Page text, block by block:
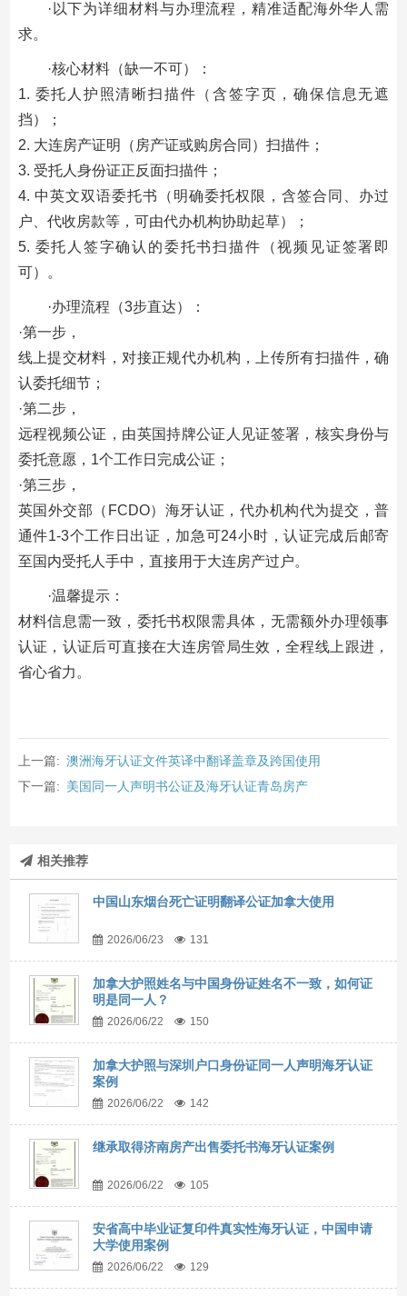
·以下为详细材料与办理流程，精准适配海外华人需
求。
·核心材料（缺一不可）：
1. 委托人护照清晰扫描件（含签字页，确保信息无遮
挡）；
2. 大连房产证明（房产证或购房合同）扫描件；
3. 受托人身份证正反面扫描件；
4. 中英文双语委托书（明确委托权限，含签合同、办过
户、代收房款等，可由代办机构协助起草）；
5. 委托人签字确认的委托书扫描件（视频见证签署即
可）。
·办理流程（3步直达）：
·第一步，
线上提交材料，对接正规代办机构，上传所有扫描件，确
认委托细节；
·第二步，
远程视频公证，由英国持牌公证人见证签署，核实身份与
委托意愿，1个工作日完成公证；
·第三步，
英国外交部（FCDO）海牙认证，代办机构代为提交，普
通件1-3个工作日出证，加急可24小时，认证完成后邮寄
至国内受托人手中，直接用于大连房产过户。
·温馨提示：
材料信息需一致，委托书权限需具体，无需额外办理领事
认证，认证后可直接在大连房管局生效，全程线上跟进，
省心省力。
上一篇: 澳洲海牙认证文件英译中翻译盖章及跨国使用
下一篇: 美国同一人声明书公证及海牙认证青岛房产
相关推荐
中国山东烟台死亡证明翻译公证加拿大使用
2026/06/23 131
加拿大护照姓名与中国身份证姓名不一致，如何证
明是同一人？
2026/06/22 150
加拿大护照与深圳户口身份证同一人声明海牙认证
案例
2026/06/22 142
继承取得济南房产出售委托书海牙认证案例
2026/06/22 105
安省高中毕业证复印件真实性海牙认证，中国申请
大学使用案例
2026/06/22 129